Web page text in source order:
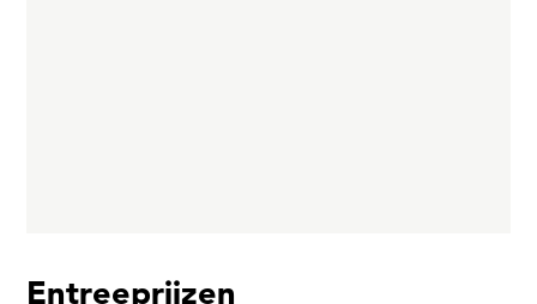
Entreeprijzen